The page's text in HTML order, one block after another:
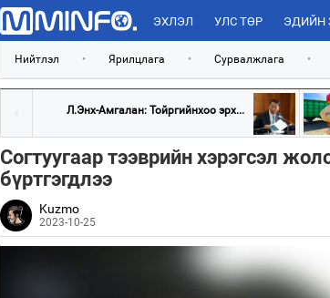
ЭХЛЭЛ УЛС ТӨР ЭДИЙН
Нийтлэл • Ярилцлага • Сурвалжлага •
Л.Энх-Амгалан: Тойргийнхоо эрх...
Согтуугаар тээврийн хэрэгсэл
бүртгэгдлээ
Kuzmo
2023-10-25